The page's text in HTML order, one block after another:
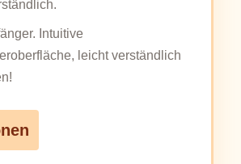
Intuitive
leicht verständlich